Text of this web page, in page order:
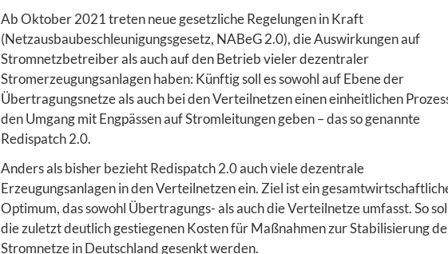
Ab Oktober 2021 treten neue gesetzliche Regelungen in Kraft
(Netzausbaubeschleunigungsgesetz, NABeG 2.0), die Auswirkungen auf
Stromnetzbetreiber als auch auf den Betrieb vieler dezentraler
Stromerzeugungsanlagen haben: Künftig soll es sowohl auf Ebene der
Übertragungsnetze als auch bei den Verteilnetzen einen einheitlichen
den Umgang mit Engpässen auf Stromleitungen geben – das so genannte
Redispatch 2.0.
Anders als bisher bezieht Redispatch 2.0 auch viele dezentrale
Erzeugungsanlagen in den Verteilnetzen ein. Ziel ist ein
Optimum, das sowohl Übertragungs- als auch die Verteilnetze umfasst. So
die zuletzt deutlich gestiegenen Kosten für Maßnahmen zur Stabilisierung
Stromnetze in Deutschland gesenkt werden.